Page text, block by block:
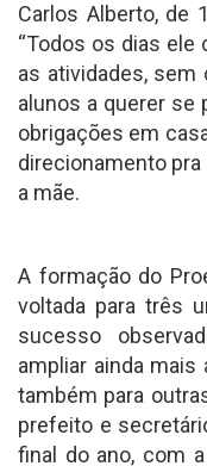
Carlos Alberto, de
“Todos os dias ele
as atividades,
alunos a querer se
obrigações em
direcionamento pra
a mãe.
A formação do
voltada para três
sucesso
ampliar ainda mais
também para
prefeito e
final do ano, com